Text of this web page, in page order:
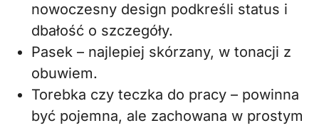
nowoczesny design podkreśli status i
dbałość o szczegóły.
Pasek – najlepiej skórzany, w tonacji z
obuwiem.
Torebka czy teczka do pracy – powinna
być pojemna, ale zachowana w prostym